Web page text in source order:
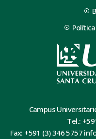
Campus
Tel.:
Fax: +591 (3) 346 5757